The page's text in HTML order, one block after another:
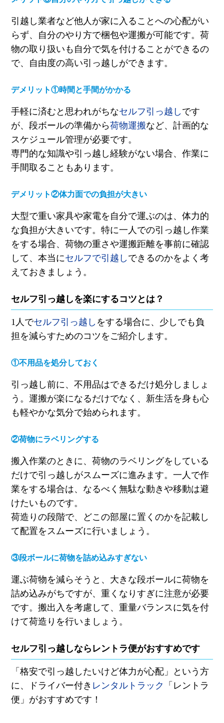
引越し業者など他人が家に入ることへの心配がい
らず、自分のやり方で梱包や運搬が可能です。荷
物の取り扱いも自分で気を付けることができるの
で、自由度の高い引っ越しができます。
デメリット①時間と手間がかかる
手軽に済むと思われがちなセルフ引っ越し です
が、段ボールの準備から荷物運搬など、計画的な
スケジュール管理が必要です。
専門的な知識や引っ越し経験がない場合、作業に
手間取ることもあります。
デメリット②体力面での負担が大きい
大型で重い家具や家電を自分で運ぶのは、体力的
な負担が大きいです。特に一人での引っ越し作業
をする場合、荷物の重さや運搬距離を事前に確認
して、本当にセルフで引越し できるのかをよく考
えておきましょう。
セルフ引っ越しを楽にするコツとは？
1人でセルフ引っ越し をする場合に、少しでも負
担を減らすためのコツをご紹介します。
①不用品を処分しておく
引っ越し前に、不用品はできるだけ処分しましょ
う。運搬が楽になるだけでなく、新生活を身も心
も軽やかな気分で始められます。
②荷物にラベリングする
搬入作業のときに、荷物のラベリングをしている
だけで引っ越しがスムーズに進みます。一人で作
業をする場合は、なるべく無駄な動きや移動は避
けたいものです。
荷造りの段階で、どこの部屋に置くのかを記載し
て配置をスムーズに行いましょう。
③段ボールに荷物を詰め込みすぎない
運ぶ荷物を減らそうと、大きな段ボールに荷物を
詰め込みがちですが、重くなりすぎに注意が必要
です。搬出入を考慮して、重量バランスに気を付
けて荷造りを行いましょう。
セルフ引っ越しならレントラ便がおすすめです
「格安で引っ越したいけど体力が心配」という方
に、ドライバー付き レンタルトラック
「レントラ
便」がおすすめです！